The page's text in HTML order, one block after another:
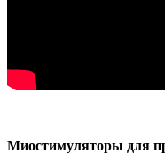
Миостимуляторы для